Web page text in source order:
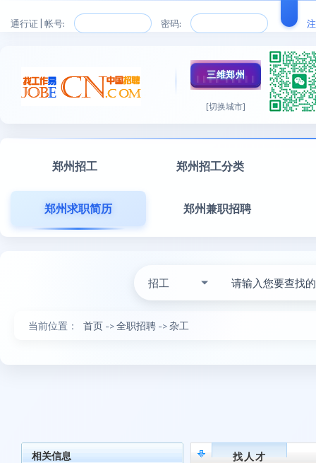
通行证 | 帐号: 密码:
三维郑州
[切换城市]
郑州招工 郑州招工分类
郑州求职简历 郑州兼职招聘
招工
当前位置： 首页 ->全职招聘 ->杂工
相关信息 找人才